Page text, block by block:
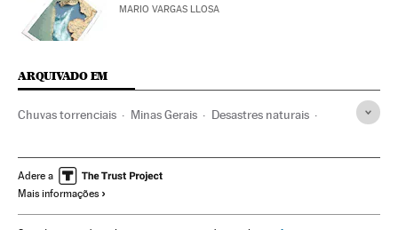
MARIO VARGAS LLOSA
ARQUIVADO EM
Chuvas torrenciais Minas Gerais Desastres naturais
Acontecimentos América
Meteorologia
Adere a
Mais informações